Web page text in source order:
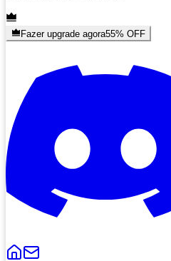
Fazer upgrade agora55% OFF